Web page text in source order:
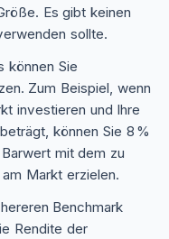
Es gibt keinen
sollte.
können Sie
Zum Beispiel, wenn
investieren und Ihre
können Sie 8 %
mit dem zu
Markt erzielen.
Benchmark
Rendite der